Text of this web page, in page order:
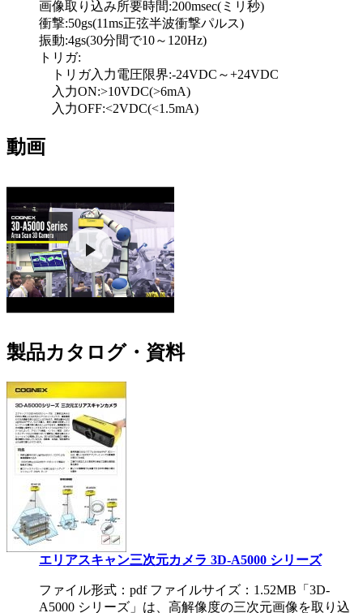
画像取り込み所要時間:200msec(ミリ秒)
衝撃:50gs(11ms正弦半波衝撃パルス)
振動:4gs(30分間で10～120Hz)
トリガ:
トリガ入力電圧限界:-24VDC～+24VDC
入力ON:>10VDC(>6mA)
入力OFF:<2VDC(<1.5mA)
動画
製品カタログ・資料
エリアスキャン三次元カメラ 3D-A5000 シリーズ
ファイル形式：pdf ファイルサイズ：1.52MB 「3D-
A5000 シリーズ」は、高解像度の三次元画像を取り込